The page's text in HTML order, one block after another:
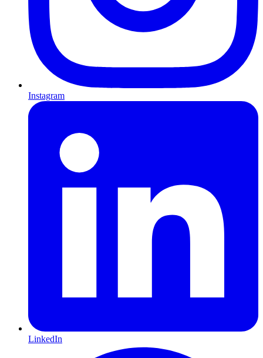
Instagram
LinkedIn